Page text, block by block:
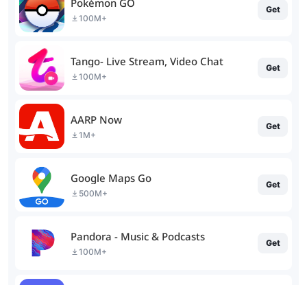
100M+
Get
Tango- Live Stream, Video Chat
100M+
Get
AARP Now
1M+
Get
Google Maps Go
500M+
Get
Pandora - Music & Podcasts
100M+
Get